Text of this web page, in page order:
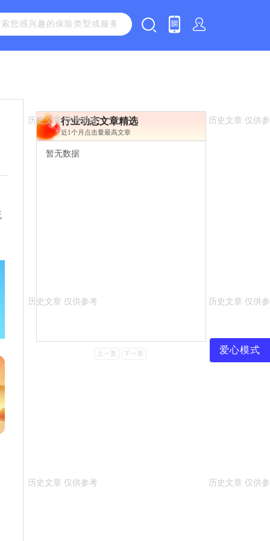
行业动态文章精选
近1个月点击量最高文章
暂无数据
上一页 下一页 爱心模式